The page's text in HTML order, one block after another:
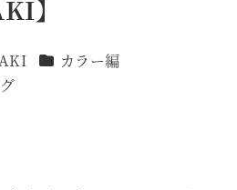
】
カテゴリー
カラー編